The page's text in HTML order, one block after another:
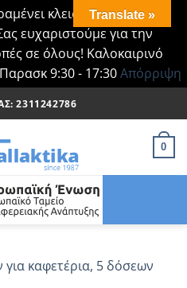
κλειστό Τα Σάββατα
ευχαριστούμε για την
σε όλους! Καλοκαιρινό
9:30 - 17:30Απόρριψη
2311242786
0
Translate »